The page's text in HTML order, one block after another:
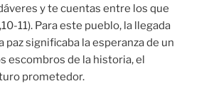
y te cuentas entre los que
11). Para este pueblo, la llegada
paz significaba la esperanza de un
escombros de la historia, el
prometedor.